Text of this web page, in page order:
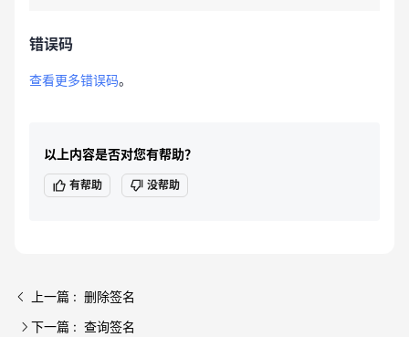
错误码
查看更多错误码。
以上内容是否对您有帮助？
有帮助 没帮助
上一篇 : 删除签名
下一篇 : 查询签名